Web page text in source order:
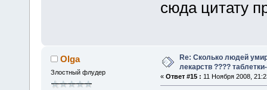
сюда цитату
Olga
Злостный флудер
Re: Сколько людей
лекарств ????
« Ответ #15 : 11 Ноября 2008,